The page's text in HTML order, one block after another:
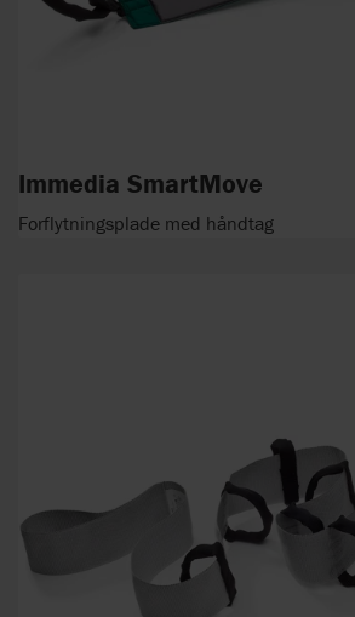
Immedia SmartMove
Forflytningsplade med håndtag